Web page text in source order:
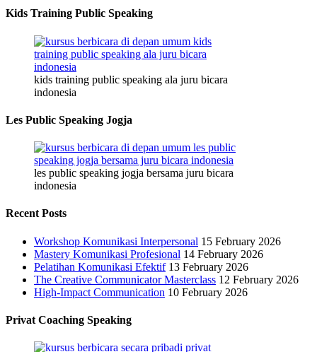
Kids Training Public Speaking
kids training public speaking ala juru bicara
indonesia
Les Public Speaking Jogja
les public speaking jogja bersama juru bicara
indonesia
Recent Posts
Workshop Komunikasi Interpersonal 15 February 2026
Mastery Komunikasi Profesional 14 February 2026
Pelatihan Komunikasi Efektif 13 February 2026
The Creative Communicator Masterclass 12 February 2026
High-Impact Communication 10 February 2026
Privat Coaching Speaking